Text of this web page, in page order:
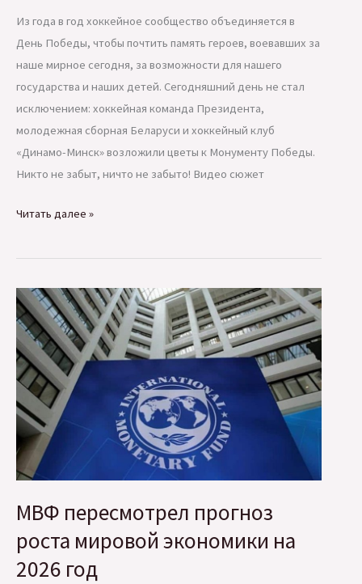
Из года в год хоккейное сообщество объединяется в
День Победы, чтобы почтить память героев, воевавших за
наше мирное сегодня, за возможности для нашего
государства и наших детей. Сегодняшний день не стал
исключением: хоккейная команда Президента,
молодежная сборная Беларуси и хоккейный клуб
«Динамо-Минск» возложили цветы к Монументу Победы.
Никто не забыт, ничто не забыто! Видео сюжет
Хоккейное
Беларуси
память
павших
героев
на
Площади
Победы
Читать далее »
МВФ пересмотрел прогноз
роста мировой экономики на
2026 год